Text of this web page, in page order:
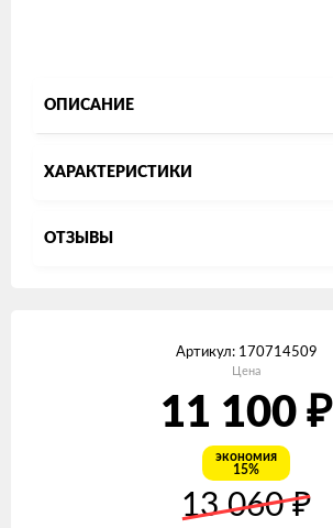
ОПИСАНИЕ
ХАРАКТЕРИСТИКИ
ОТЗЫВЫ
Артикул: 170714509
Цена
11 100 ₽
экономия
15%
13 060₽